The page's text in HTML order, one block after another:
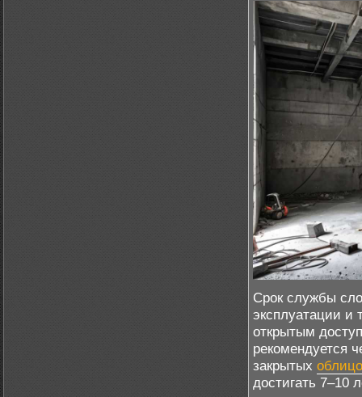
Срок службы
эксплуатации и
открытым
рекомендуется
закрытых
достигать 7–10